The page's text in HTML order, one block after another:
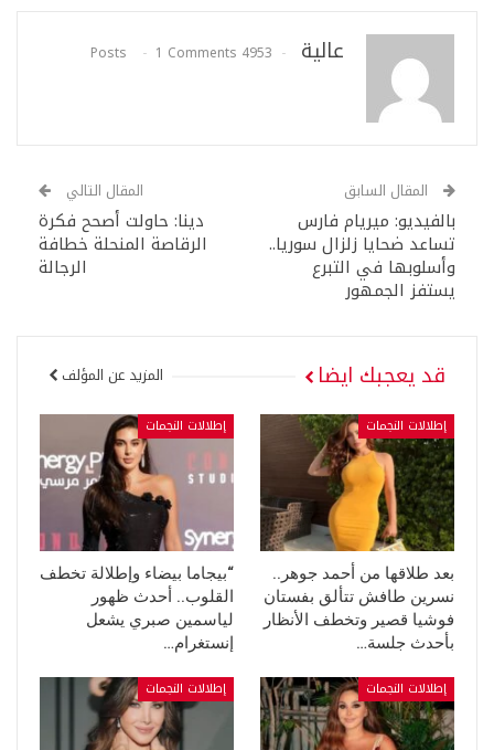
عالية 4953 Posts
1 Comments
المقال السابق
بالفيديو: ميريام فارس
تساعد ضحايا زلزال سوريا..
وأسلوبها في التبرع
يستفز الجمهور
المقال التالي
دينا: حاولت أصحح فكرة
الرقاصة المنحلة خطافة
الرجالة
قد يعجبك ايضا المزيد عن المؤلف
إطلالات النجمات
بعد طلاقها من أحمد جوهر..
نسرين طافش تتألق بفستان
فوشيا قصير وتخطف الأنظار
بأحدث جلسة…
إطلالات النجمات
“بيجاما بيضاء وإطلالة تخطف
القلوب.. أحدث ظهور
لياسمين صبري يشعل
إنستغرام…
إطلالات النجمات إطلالات النجمات